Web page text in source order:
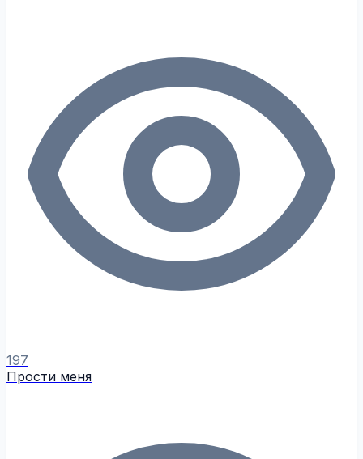
197
Прости меня